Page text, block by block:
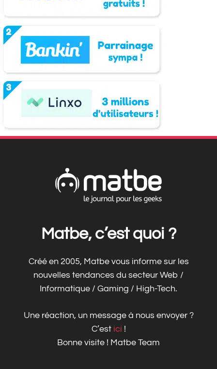
Matbe, c’est quoi ?
Créé en 2005, Matbe vous informe sur les
nouvelles tendances du secteur Web /
Informatique / Gaming / High-Tech.
Une réaction, un message à nous envoyer ?
C’est ici !
Bonne visite ! Matbe Team